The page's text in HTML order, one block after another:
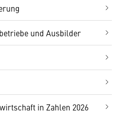
und Ausbilder
in Zahlen 2026